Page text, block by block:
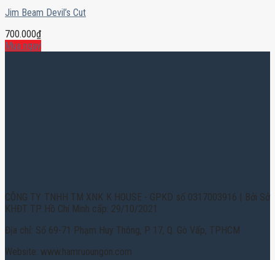
Jim Beam Devil’s Cut
700.000₫
Mua ngay
CÔNG TY TNHH TM XNK K HOUSE - GPKD số 0317003916 | Bởi Sở
KHĐT TP. Hồ Chí Minh cấp: 29/10/2021
Địa chỉ: Số 69-71 Phạm Huy Thông, P. 17, Q. Gò Vấp, TPHCM
Website: www.hamruoungon.com